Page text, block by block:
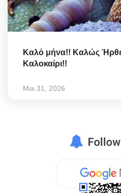
Καλό μήνα!! Καλώς
Καλοκαίρι!!
Μαι 31, 2026